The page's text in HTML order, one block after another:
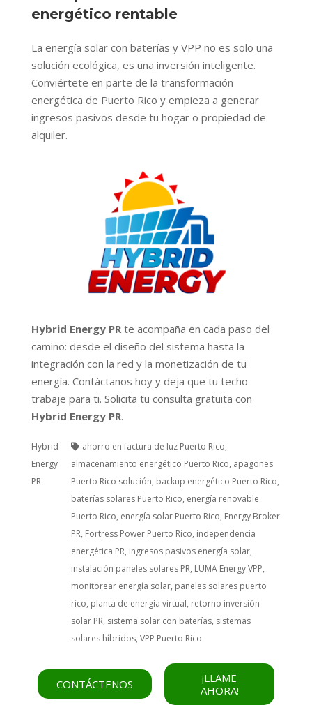
energético rentable
La energía solar con baterías y VPP no es solo una
solución ecológica, es una inversión inteligente.
Conviértete en parte de la transformación
energética de Puerto Rico y empieza a generar
ingresos pasivos desde tu hogar o propiedad de
alquiler.
Hybrid Energy PR te acompaña en cada paso del
camino: desde el diseño del sistema hasta la
integración con la red y la monetización de tu
energía. Contáctanos hoy y deja que tu techo
trabaje para ti. Solicita tu consulta gratuita con
Hybrid Energy PR.
Hybrid
Energy
PR
ahorro en factura de luz Puerto Rico,
almacenamiento energético Puerto Rico, apagones
Puerto Rico solución, backup energético Puerto Rico,
baterías solares Puerto Rico, energía renovable
Puerto Rico, energía solar Puerto Rico, Energy Broker
PR, Fortress Power Puerto Rico, independencia
energética PR, ingresos pasivos energía solar,
instalación paneles solares PR, LUMA Energy VPP,
monitorear energía solar, paneles solares puerto
rico, planta de energía virtual, retorno inversión
solar PR, sistema solar con baterías, sistemas
solares híbridos, VPP Puerto Rico
CONTÁCTENOS
¡LLAME
AHORA!